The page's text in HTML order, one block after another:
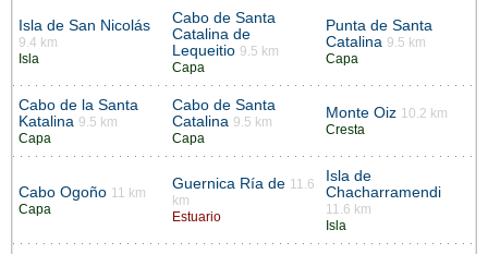
Isla de San Nicolás
9.4 km
Isla
Cabo de Santa
Catalina de
Lequeitio 9.5 km
Capa
Punta de Santa
Catalina 9.5 km
Capa
Cabo de la Santa
Katalina 9.5 km
Capa
Cabo de Santa
Catalina 9.5 km
Capa
Monte Oiz 10.2 km
Cresta
Cabo Ogoño 11 km
Capa
Guernica Ría de 11.6
km
Estuario
Isla de
Chacharramendi
11.6 km
Isla